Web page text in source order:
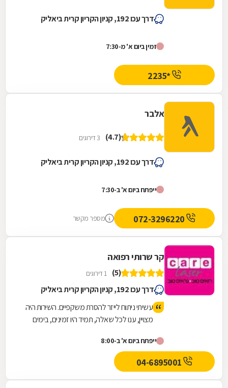
דרך עכו 192, קניון הקריון קרית ביאליק
זמין ביום א' מ-7:30
*2235
אלבר
(4.7) 3 דירוגים
דרך עכו 192, קניון הקריון קרית ביאליק
ייפתח ביום א' ב-7:30
מספר מקשר
קר שרותי רפואה
(5) 1 דירוגים
דרך עכו 192, קניון הקריון קרית ביאליק
עשיתי ניתוח לייזר להסרת משקפיים. השירות היה
מצויין, ענו לכל שאלה, תמיד היו זמינים, בימים
בשלומי ולענות על שאלות. הניתוח היה טוב
ועכשיו אני רואה מצויין.
ייפתח ביום א' ב-8:00
04-6895001